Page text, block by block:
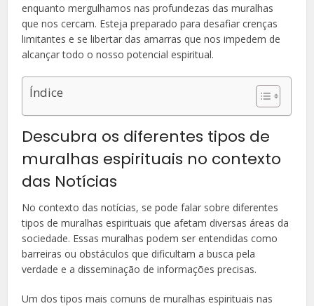
enquanto mergulhamos nas profundezas das muralhas
que nos cercam. Esteja preparado para desafiar crenças
limitantes e se libertar das amarras que nos impedem de
alcançar todo o nosso potencial espiritual.
Índice
Descubra os diferentes tipos de
muralhas espirituais no contexto
das Notícias
No contexto das notícias, se pode falar sobre diferentes
tipos de muralhas espirituais que afetam diversas áreas da
sociedade. Essas muralhas podem ser entendidas como
barreiras ou obstáculos que dificultam a busca pela
verdade e a disseminação de informações precisas.
Um dos tipos mais comuns de muralhas espirituais nas